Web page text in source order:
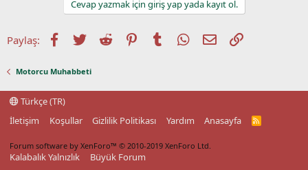
Cevap yazmak için giriş yap yada kayıt ol.
Paylaş: Facebook
TwitterReddit PinterestTumblrWhatsApp
E-postaLink
Motorcu Muhabbeti
Türkçe (TR)
İletişim
Koşullar Gizlilik Politikası Yardım Anasayfa
R
Forum software by XenForo™ © 2010-2019 XenForo Ltd.
Kalabalık Yalnızlık Büyük Forum